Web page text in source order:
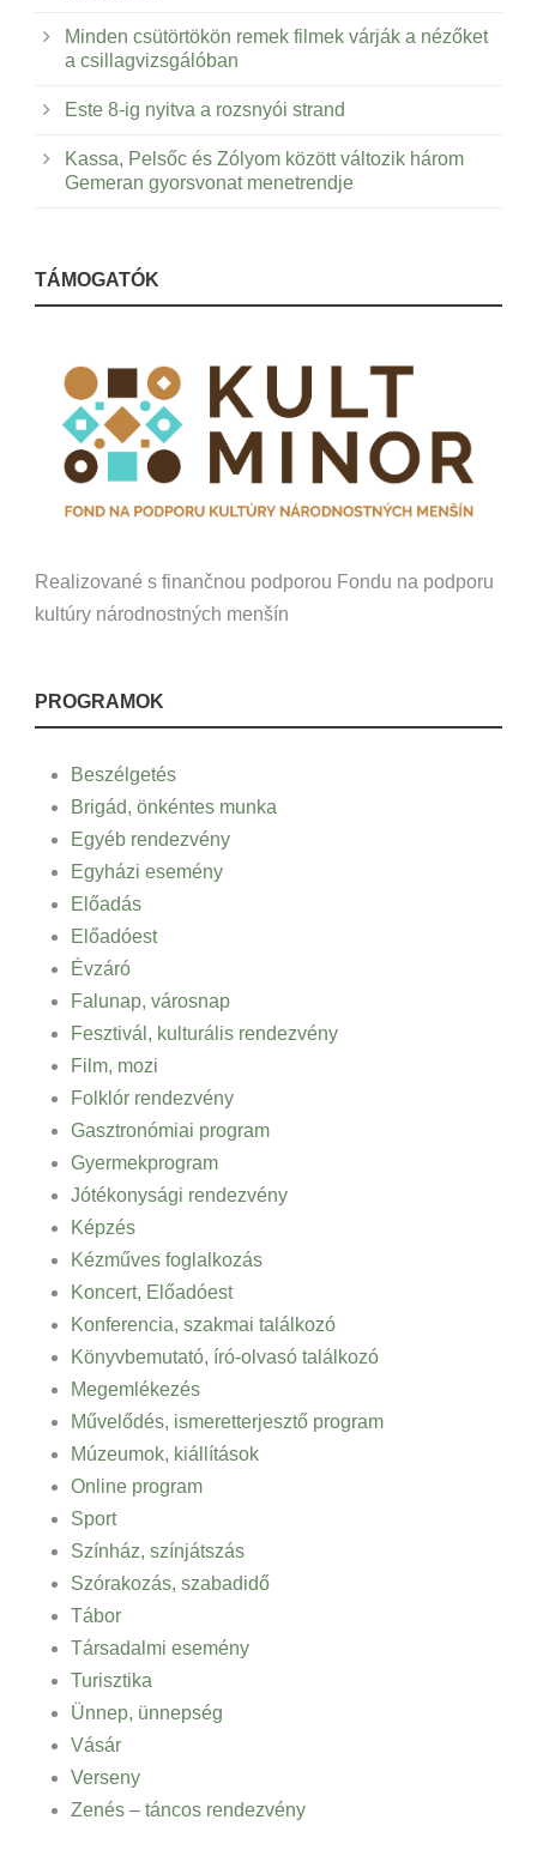
Minden csütörtökön remek filmek várják a nézőket
a csillagvizsgálóban
Este 8-ig nyitva a rozsnyói strand
Kassa, Pelsőc és Zólyom között változik három
Gemeran gyorsvonat menetrendje
TÁMOGATÓK
Realizované s finančnou podporou Fondu na podporu
kultúry národnostných menšín
PROGRAMOK
Beszélgetés
Brigád, önkéntes munka
Egyéb rendezvény
Egyházi esemény
Előadás
Előadóest
Évzáró
Falunap, városnap
Fesztivál, kulturális rendezvény
Film, mozi
Folklór rendezvény
Gasztronómiai program
Gyermekprogram
Jótékonysági rendezvény
Képzés
Kézműves foglalkozás
Koncert, Előadóest
Konferencia, szakmai találkozó
Könyvbemutató, író-olvasó találkozó
Megemlékezés
Művelődés, ismeretterjesztő program
Múzeumok, kiállítások
Online program
Sport
Színház, színjátszás
Szórakozás, szabadidő
Tábor
Társadalmi esemény
Turisztika
Ünnep, ünnepség
Vásár
Verseny
Zenés – táncos rendezvény